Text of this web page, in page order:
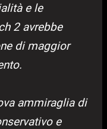
e le
2 avrebbe
di maggior
ammiraglia di
e